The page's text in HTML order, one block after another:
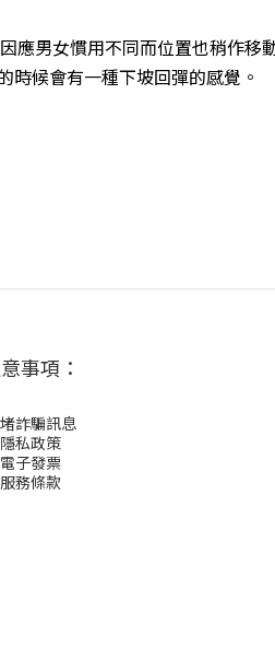
男女慣用不同而位置也稍作移
候會有一種下坡回彈的感覺。
事項：
詐騙訊息
隱私政策
電子發票
服務條款